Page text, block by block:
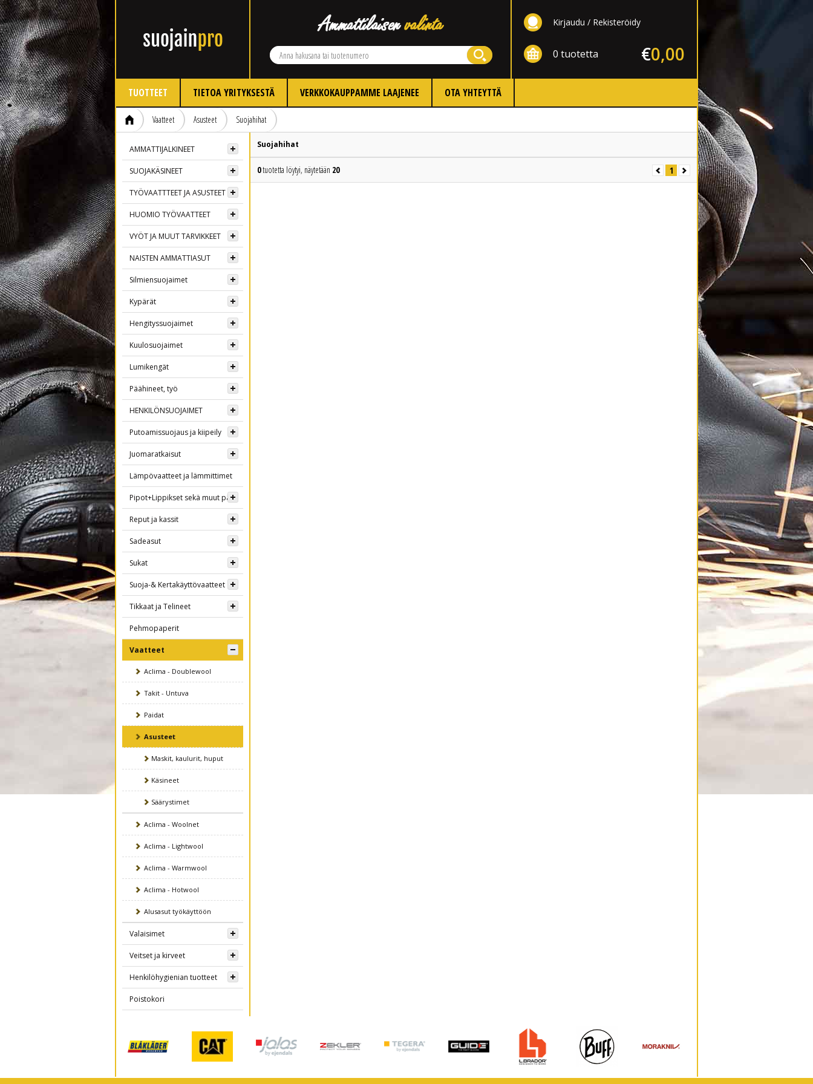
Kirjaudu Rekisteröidy
0 tuotetta 0,00
€
TUOTTEET TIETOA YRITYKSESTÄ VERKKOKAUPPAMME LAAJENEE OTA YHTEYTTÄ
Vaatteet Asusteet Suojahihat
AMMATTIJALKINEET
SUOJAKÄSINEET
TYÖVAATTTEET JA ASUSTEET
HUOMIO TYÖVAATTEET
VYÖT JA MUUT TARVIKKEET
NAISTEN AMMATTIASUT
Silmiensuojaimet
Kypärät
Hengityssuojaimet
Kuulosuojaimet
Lumikengät
Päähineet, työ
HENKILÖNSUOJAIMET
Putoamissuojaus ja kiipeily
Juomaratkaisut
Lämpövaatteet ja lämmittimet
Pipot+Lippikset sekä muut päähineet
Reput ja kassit
Sadeasut
Sukat
Suoja-& Kertakäyttövaatteet
Tikkaat ja Telineet
Pehmopaperit
Vaatteet
Aclima - Doublewool
Takit - Untuva
Paidat
Asusteet
Maskit, kaulurit, huput
Käsineet
Säärystimet
Aclima - Woolnet
Aclima - Lightwool
Aclima - Warmwool
Aclima - Hotwool
Alusasut työkäyttöön
Valaisimet
Veitset ja kirveet
Henkilöhygienian tuotteet
Poistokori
Suojahihat
0tuotetta löytyi, näytetään 20Edellinen 1